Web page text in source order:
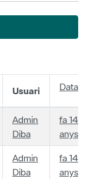
Usuari Data
Admin
Diba
fa 14
anys
Admin
Diba
fa 14
anys